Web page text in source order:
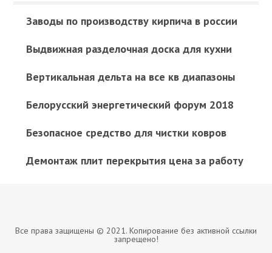
Заводы по производству кирпича в россии
Выдвижная разделочная доска для кухни
Вертикальная дельта на все кв диапазоны
Белорусский энергетический форум 2018
Безопасное средство для чистки ковров
Демонтаж плит перекрытия цена за работу
Все права защищены © 2021. Копирование без активной ссылки
запрещено!